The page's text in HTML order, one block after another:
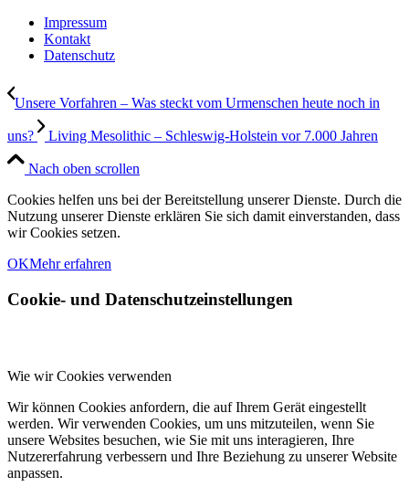
Impressum
Kontakt
Datenschutz
Unsere Vorfahren – Was steckt vom Urmenschen heute noch in
uns? Living Mesolithic – Schleswig-Holstein vor 7.000 Jahren
Nach oben scrollen
Cookies helfen uns bei der Bereitstellung unserer Dienste. Durch die
Nutzung unserer Dienste erklären Sie sich damit einverstanden, dass
wir Cookies setzen.
OKMehr erfahren
Cookie- und Datenschutzeinstellungen
Wie wir Cookies verwenden
Wir können Cookies anfordern, die auf Ihrem Gerät eingestellt
werden. Wir verwenden Cookies, um uns mitzuteilen, wenn Sie
unsere Websites besuchen, wie Sie mit uns interagieren, Ihre
Nutzererfahrung verbessern und Ihre Beziehung zu unserer Website
anpassen.